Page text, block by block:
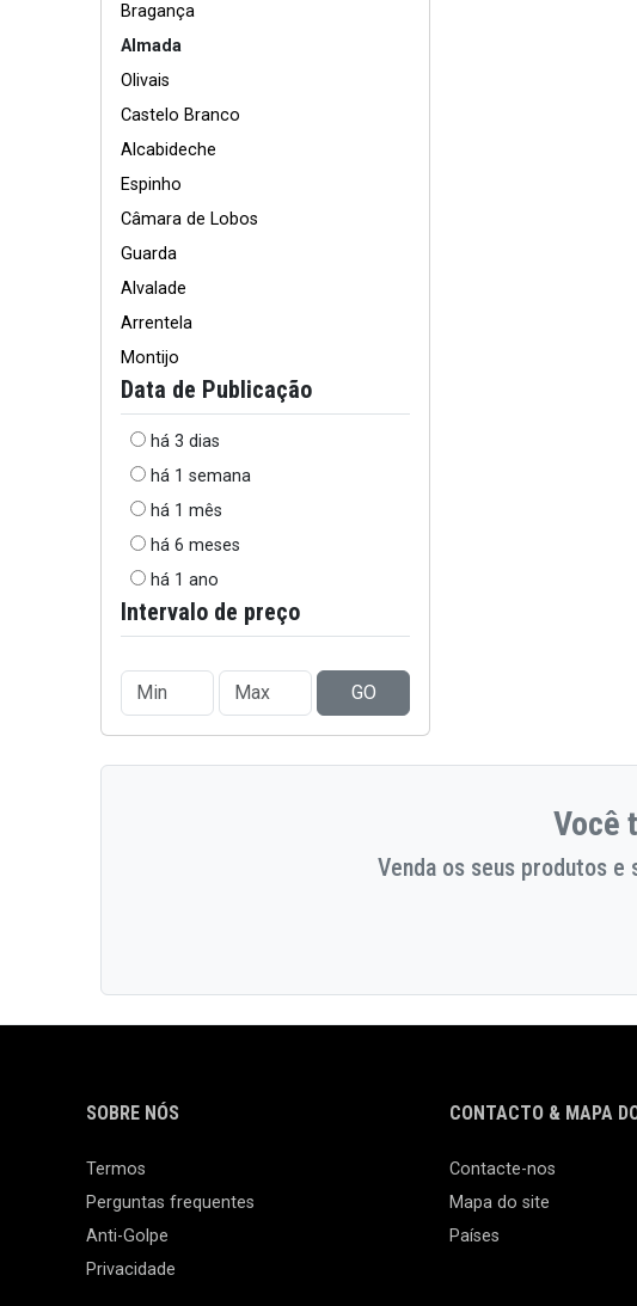
Bragança
Almada
Olivais
Castelo Branco
Alcabideche
Espinho
Câmara de Lobos
Guarda
Alvalade
Arrentela
Montijo
Data de Publicação
há 3 dias
há 1 semana
há 1 mês
há 6 meses
há 1 ano
Intervalo de preço
GO
Você
Venda os seus produtos
SOBRE NÓS
Termos
Perguntas frequentes
Anti-Golpe
Privacidade
CONTACTO & MAPA
Contacte-nos
Mapa do site
Países